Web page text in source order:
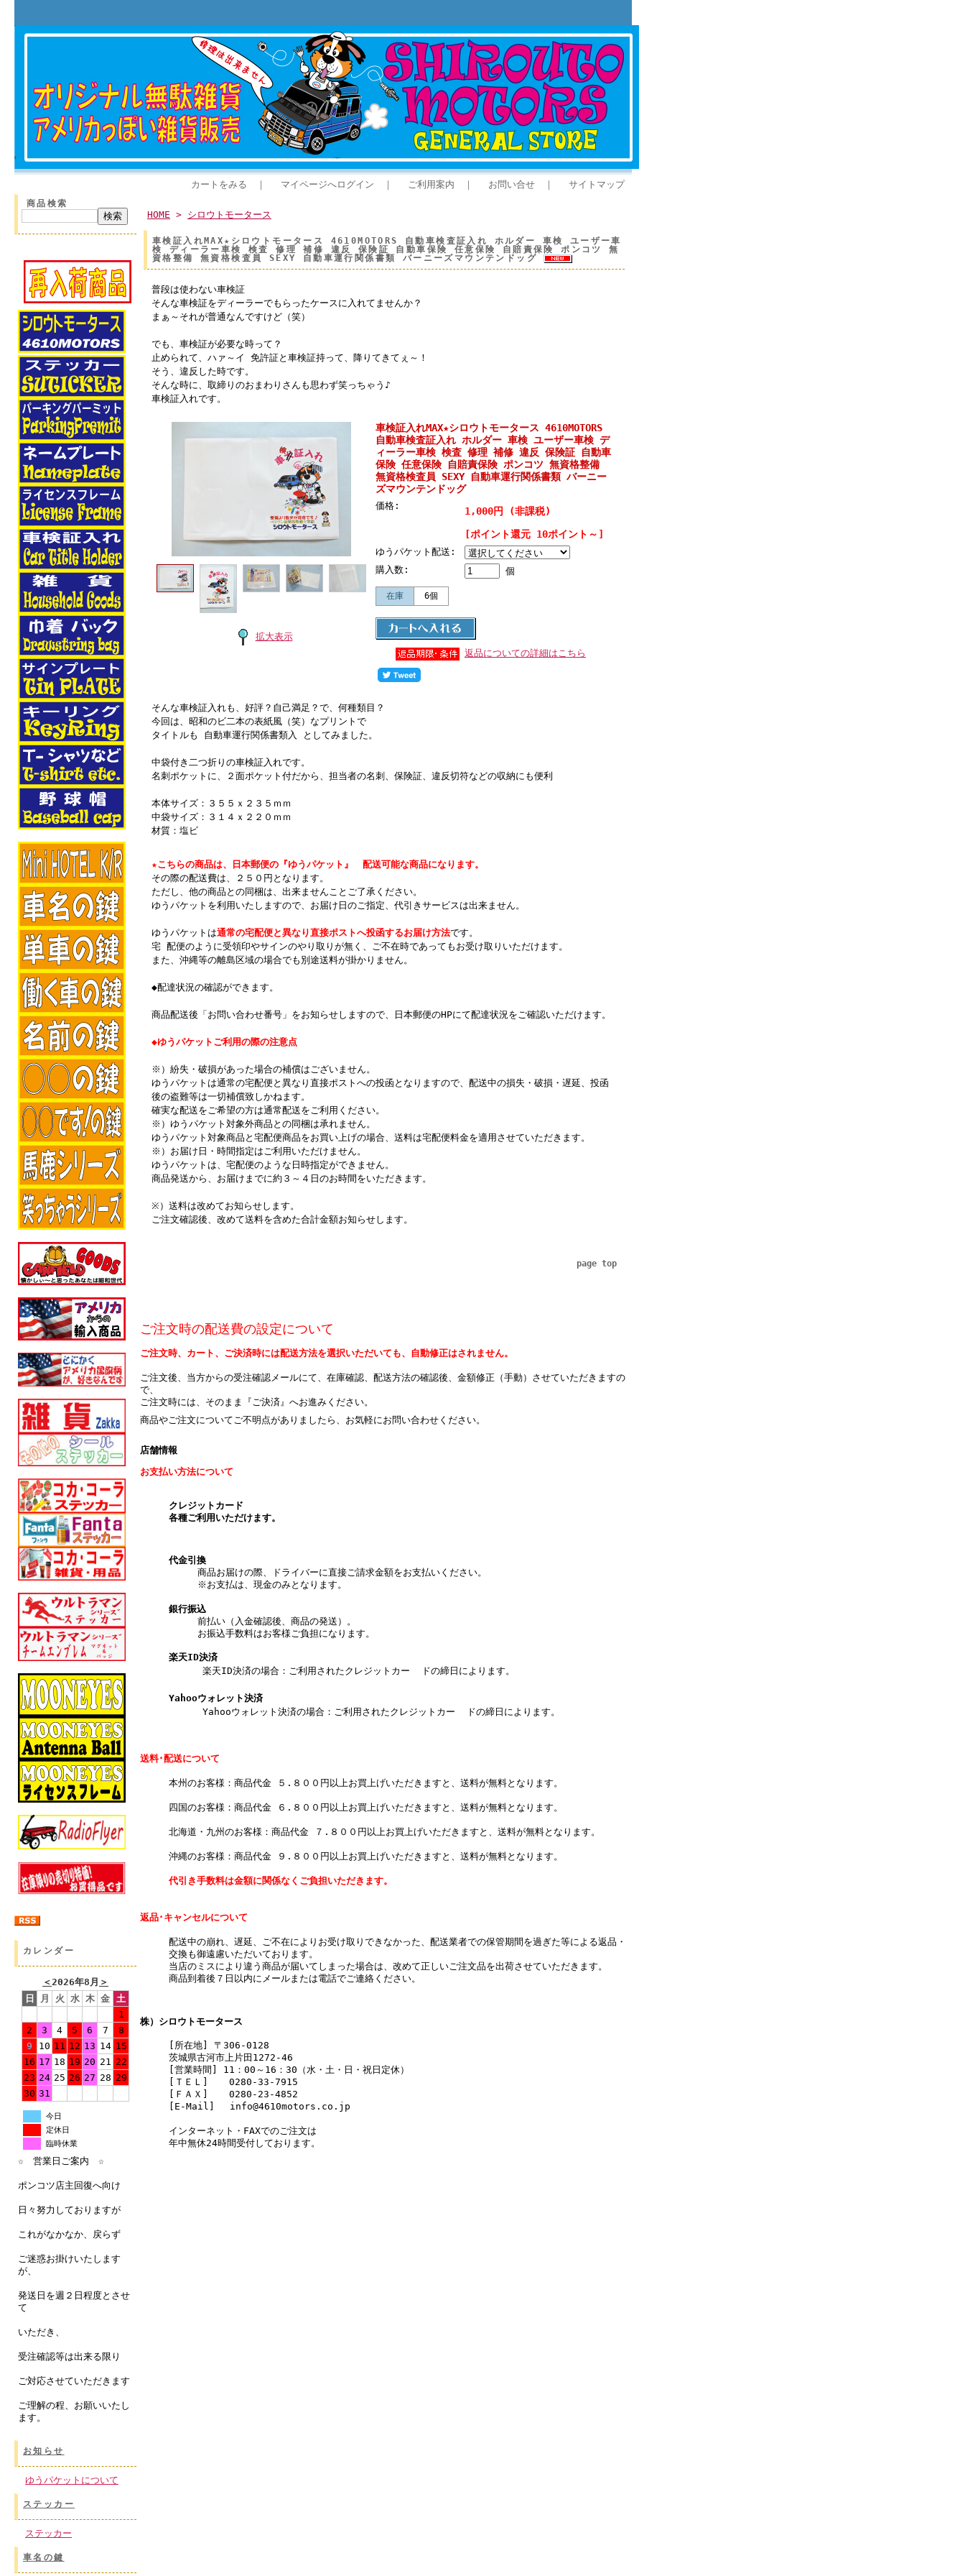
カートをみる ｜ マイページへログイン ｜ ご利用案内 ｜ お問い合せ ｜ サイトマップ
商品検索
カレンダー
＜2026年8月 ＞
日
月 火 水 木 金 土
1
2
3 4 5 6 7
8
9
10 11 12 13 14 15
16 17 18 19 20 21 22
23 24 25 26 27 28 29
30 31
今日
定休日
臨時休業
☆ 営業日ご案内 ☆
ポンコツ店主回復へ向け
日々努力しておりますが
これがなかなか、戻らず
ご迷惑お掛けいたします
が、
発送日を週２日程度とさせ
て
いただき、
受注確認等は出来る限り
ご対応させていただきます
ご理解の程、お願いいたし
ます。
お知らせ
ゆうパケットについて
ステッカー
ステッカー
車名の鍵
HOME > シロウトモータース
車検証入れMAX★シロウトモータース 4610MOTORS 自動車検査証入れ ホルダー 車検 ユーザー車
検 ディーラー車検 検査 修理 補修 違反 保険証 自動車保険 任意保険 自賠責保険 ポンコツ 無
資格整備 無資格検査員 SEXY 自動車運行関係書類 バーニーズマウンテンドッグ
普段は使わない車検証
そんな車検証をディーラーでもらったケースに入れてませんか？
まぁ～それが普通なんですけど（笑）
でも、車検証が必要な時って？
止められて、ハァ～イ 免許証と車検証持って、降りてきてぇ～！
そう、違反した時です。
そんな時に、取締りのおまわりさんも思わず笑っちゃう♪
車検証入れです。
拡大表示
車検証入れMAX★シロウトモータース 4610MOTORS
自動車検査証入れ ホルダー 車検 ユーザー車検 デ
ィーラー車検 検査 修理 補修 違反 保険証 自動車
保険 任意保険 自賠責保険 ポンコツ 無資格整備
無資格検査員 SEXY 自動車運行関係書類 バーニー
ズマウンテンドッグ
価格:
1,000円 (非課税)
[ポイント還元 10ポイント～]
ゆうパケット配送:
購入数:
個
在庫 6個
返品についての詳細はこちら
そんな車検証入れも、好評？自己満足？で、何種類目？
今回は、昭和のビ二本の表紙風（笑）なプリントで
タイトルも 自動車運行関係書類入 としてみました。
中袋付き二つ折りの車検証入れです。
名刺ポケットに、２面ポケット付だから、担当者の名刺、保険証、違反切符などの収納にも便利
本体サイズ：３５５ｘ２３５ｍｍ
中袋サイズ：３１４ｘ２２０ｍｍ
材質：塩ビ
★こちらの商品は、日本郵便の『ゆうパケット』 配送可能な商品になります。
その際の配送費は、２５０円となります。
ただし、他の商品との同梱は、出来ませんことご了承ください。
ゆうパケットを利用いたしますので、お届け日のご指定、代引きサービスは出来ません。
ゆうパケットは通常の宅配便と異なり直接ポストへ投函するお届け方法です。
宅 配便のように受領印やサインのやり取りが無く、ご不在時であってもお受け取りいただけます。
また、沖縄等の離島区域の場合でも別途送料が掛かりません。
◆配達状況の確認ができます。
商品配送後「お問い合わせ番号」をお知らせしますので、日本郵便のHPにて配達状況をご確認いただけます。
◆ゆうパケットご利用の際の注意点
※）紛失・破損があった場合の補償はございません。
ゆうパケットは通常の宅配便と異なり直接ポストへの投函となりますので、配送中の損失・破損・遅延、投函
後の盗難等は一切補償致しかねます。
確実な配送をご希望の方は通常配送をご利用ください。
※）ゆうパケット対象外商品との同梱は承れません。
ゆうパケット対象商品と宅配便商品をお買い上げの場合、送料は宅配便料金を適用させていただきます。
※）お届け日・時間指定はご利用いただけません。
ゆうパケットは、宅配便のような日時指定ができません。
商品発送から、お届けまでに約３～４日のお時間をいただきます。
※）送料は改めてお知らせします。
ご注文確認後、改めて送料を含めた合計金額お知らせします。
page top
ご注文時の配送費の設定について
ご注文時、カート、ご決済時には配送方法を選択いただいても、自動修正はされません。
ご注文後、当方からの受注確認メールにて、在庫確認、配送方法の確認後、金額修正（手動）させていただきますの
で、
ご注文時には、そのまま『ご決済』へお進みください。
商品やご注文についてご不明点がありましたら、お気軽にお問い合わせください。
店舗情報
お支払い方法について
クレジットカード
各種ご利用いただけます。
代金引換
商品お届けの際、ドライバーに直接ご請求金額をお支払いください。
※お支払は、現金のみとなります。
銀行振込
前払い（入金確認後、商品の発送）。
お振込手数料はお客様ご負担になります。
楽天ID決済
楽天ID決済の場合：ご利用されたクレジットカー ドの締日によります。
Yahooウォレット決済
Yahooウォレット決済の場合：ご利用されたクレジットカー ドの締日によります。
送料･配送について
本州のお客様：商品代金 ５.８００円以上お買上げいただきますと、送料が無料となります。
四国のお客様：商品代金 ６.８００円以上お買上げいただきますと、送料が無料となります。
北海道・九州のお客様：商品代金 ７.８００円以上お買上げいただきますと、送料が無料となります。
沖縄のお客様：商品代金 ９.８００円以上お買上げいただきますと、送料が無料となります。
代引き手数料は金額に関係なくご負担いただきます。
返品･キャンセルについて
配送中の崩れ、遅延、ご不在によりお受け取りできなかった、配送業者での保管期間を過ぎた等による返品・
交換も御遠慮いただいております。
当店のミスにより違う商品が届いてしまった場合は、改めて正しいご注文品を出荷させていただきます。
商品到着後７日以内にメールまたは電話でご連絡ください。
株）シロウトモータース
[所在地] 〒306-0128
茨城県古河市上片田1272-46
[営業時間] 11：00～16：30（水・土・日・祝日定休）
[ＴＥＬ] 0280-33-7915
[ＦＡＸ] 0280-23-4852
[E-Mail] info@4610motors.co.jp
インターネット・FAXでのご注文は
年中無休24時間受付しております。